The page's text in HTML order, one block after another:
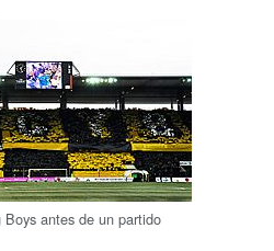
antes de un partido